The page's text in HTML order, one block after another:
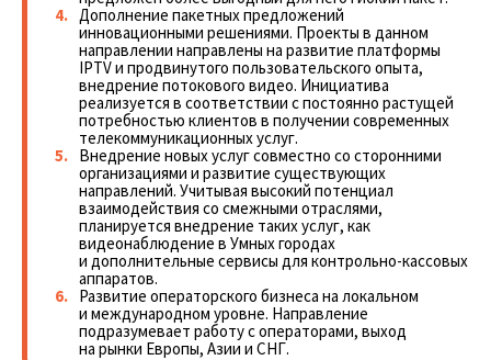
Дополнение пакетных предложений
инновационными решениями. Проекты в данном
направлении направлены на развитие платформы
IPTV и продвинутого пользовательского опыта,
внедрение потокового видео. Инициатива
реализуется в соответствии с постоянно растущей
потребностью клиентов в получении современных
телекоммуникационных услуг.
Внедрение новых услуг совместно со сторонними
организациями и развитие существующих
направлений. Учитывая высокий потенциал
взаимодействия со смежными отраслями,
планируется внедрение таких услуг, как
видеонаблюдение в Умных городах
и дополнительные сервисы для контрольно-кассовых
аппаратов.
Развитие операторского бизнеса на локальном
и международном уровне. Направление
подразумевает работу с операторами, выход
на рынки Европы, Азии и СНГ.